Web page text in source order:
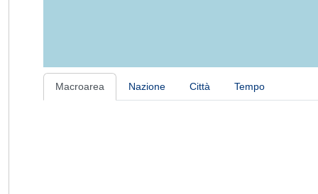
Macroarea Nazione Città Tempo